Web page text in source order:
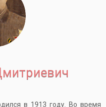
в 1913 году. Во время